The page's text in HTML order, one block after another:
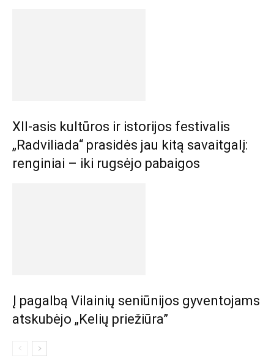
XII-asis kultūros ir istorijos festivalis
„Radviliada“ prasidės jau kitą savaitgalį:
renginiai – iki rugsėjo pabaigos
Į pagalbą Vilainių seniūnijos gyventojams
atskubėjo „Kelių priežiūra”